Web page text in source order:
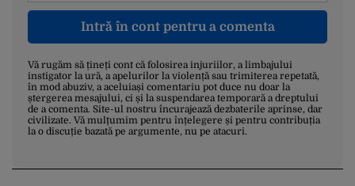
Intră în cont pentru a comenta
Vă rugăm să țineți cont că folosirea injuriilor, a limbajului
instigator la ură, a apelurilor la violență sau trimiterea repetată,
în mod abuziv, a aceluiași comentariu pot duce nu doar la
ștergerea mesajului, ci și la suspendarea temporară a dreptului
de a comenta. Site-ul nostru încurajează dezbaterile aprinse, dar
civilizate. Vă mulțumim pentru înțelegere și pentru contribuția
la o discuție bazată pe argumente, nu pe atacuri.